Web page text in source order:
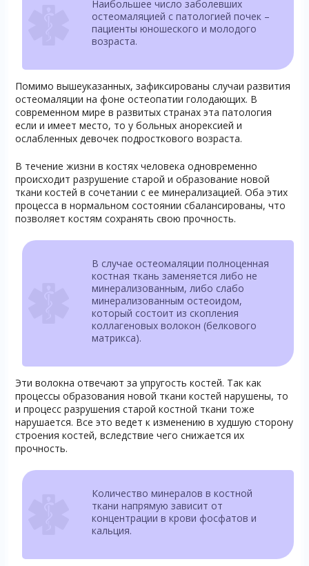
Наибольшее число заболевших
остеомаляцией с патологией почек –
пациенты юношеского и молодого
возраста.
Помимо вышеуказанных, зафиксированы случаи развития
остеомаляции на фоне остеопатии голодающих. В
современном мире в развитых странах эта патология
если и имеет место, то у больных анорексией и
ослабленных девочек подросткового возраста.
В течение жизни в костях человека одновременно
происходит разрушение старой и образование новой
ткани костей в сочетании с ее минерализацией. Оба этих
процесса в нормальном состоянии сбалансированы, что
позволяет костям сохранять свою прочность.
В случае остеомаляции полноценная
костная ткань заменяется либо не
минерализованным, либо слабо
минерализованным остеоидом,
который состоит из скопления
коллагеновых волокон (белкового
матрикса).
Эти волокна отвечают за упругость костей. Так как
процессы образования новой ткани костей нарушены, то
и процесс разрушения старой костной ткани тоже
нарушается. Все это ведет к изменению в худшую сторону
строения костей, вследствие чего снижается их
прочность.
Количество минералов в костной
ткани напрямую зависит от
концентрации в крови фосфатов и
кальция.